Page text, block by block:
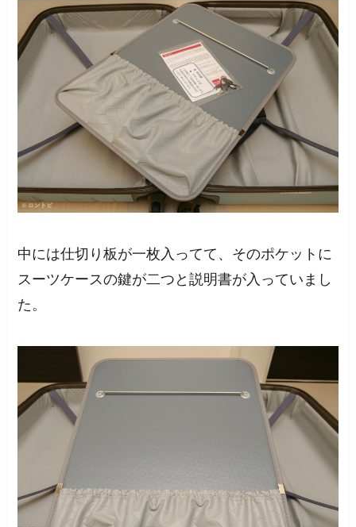
中には仕切り板が一枚入ってて、そのポケットに
スーツケースの鍵が二つと説明書が入っていまし
た。